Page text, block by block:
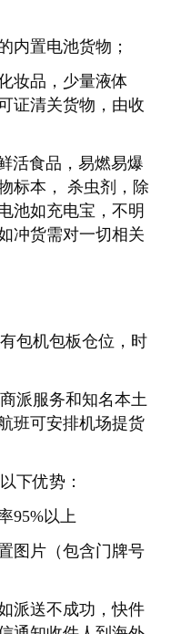
内置电池货物；
妆品，少量液体
证清关货物，由收
活食品，易燃易爆
标本， 杀虫剂，除
池如充电宝，不明
冲货需对一切相关
包机包板仓位，时
派服务和知名本土
班可安排机场提货
下优势：
95%以上
图片（包含门牌号
派送不成功，快件